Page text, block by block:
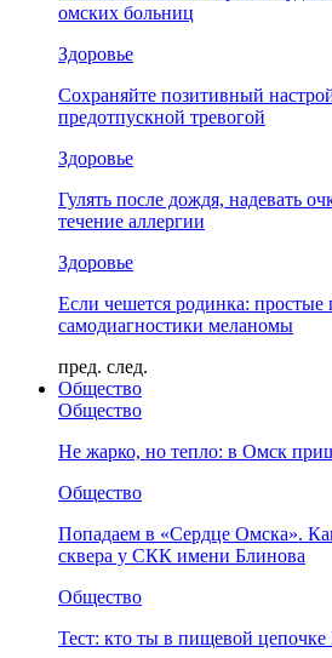
омских больниц
Здоровье
Сохраняйте позитивный
предотпускной тревогой
Здоровье
Гулять после дождя, надевать
течение аллергии
Здоровье
Если чешется родинка: простые
самодиагностики меланомы
пред. след.
Общество
Общество
Не жарко, но тепло: в Омск
Общество
Попадаем в «Сердце Омска».
сквера у СКК имени Блинова
Общество
Тест: кто ты в пищевой